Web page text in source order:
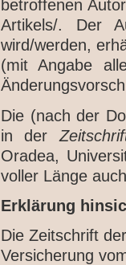
betroffenen
Artikels/. Der
wird/werden,
(mit Angabe
Die (nach der
in der
Oradea,
voller Länge
Erklärung
Die Zeitschrift
Versicherung